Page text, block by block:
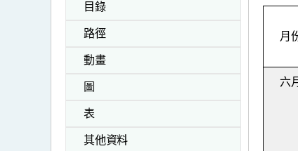
目錄
路徑
動畫
圖
表
其他資料
月
六